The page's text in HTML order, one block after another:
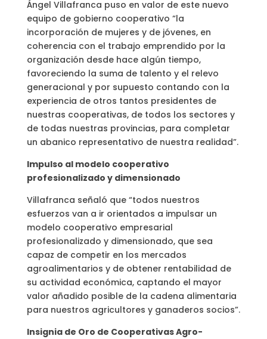
Ángel Villafranca puso en valor de este nuevo
equipo de gobierno cooperativo “la
incorporación de mujeres y de jóvenes, en
coherencia con el trabajo emprendido por la
organización desde hace algún tiempo,
favoreciendo la suma de talento y el relevo
generacional y por supuesto contando con la
experiencia de otros tantos presidentes de
nuestras cooperativas, de todos los sectores y
de todas nuestras provincias, para completar
un abanico representativo de nuestra realidad”.
Impulso al modelo cooperativo
profesionalizado y dimensionado
Villafranca señaló que “todos nuestros
esfuerzos van a ir orientados a impulsar un
modelo cooperativo empresarial
profesionalizado y dimensionado, que sea
capaz de competir en los mercados
agroalimentarios y de obtener rentabilidad de
su actividad económica, captando el mayor
valor añadido posible de la cadena alimentaria
para nuestros agricultores y ganaderos socios”.
Insignia de Oro de Cooperativas Agro-